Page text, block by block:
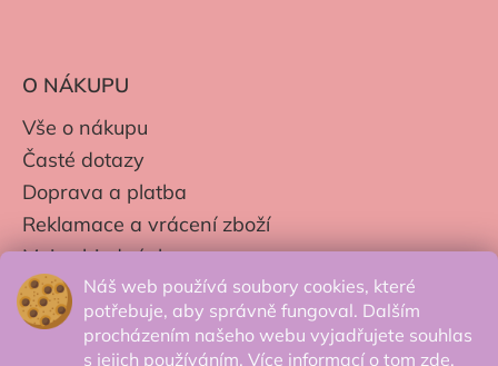
Náš web používá soubory cookies, které
potřebuje, aby správně fungoval. Dalším
procházením našeho webu vyjadřujete souhlas
s jejich používáním. Více informací o tom zde.
O NÁKUPU
Vše o nákupu
Časté dotazy
Doprava a platba
Reklamace a vrácení zboží
Moje objednávky
Obchodní podmínky
Zpracování os. údajů